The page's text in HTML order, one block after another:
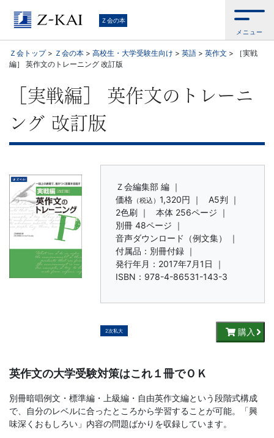
学
習
参
書
ら、
語
学
書、
小
学
生
Ｚ会の本
メニュー
Ｚ会トップ> Ｚ会の本 > 高校生・大学受験生向け > 英語 > 英作文 >
［実戦
編］ 英作文のトレーニング 改訂版
［実戦編］ 英作文のトレーニ
ング 改訂版
Ｚ会編集部 編 ｜
価格 （税込）1,320円 ｜
A5判 ｜
2色刷 ｜
本体 256ページ ｜
別冊 48ページ ｜
音声ダウンロード（例文集） ｜
付属品：別冊付録 ｜
発行年月：2017年7月1日 ｜
ISBN：978-4-86531-143-3
2次私大 購入
英作文の大学受験対策はこれ１冊でＯＫ
別冊暗唱例文・標準編・上級編・自由英作文編という段階式構成
で、自分のレベルに合ったところから学習することが可能。「興
味深くおもしろい」内容の問題ばかりを収録しています。